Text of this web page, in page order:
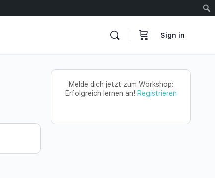
Sign in
Melde dich jetzt zum Workshop:
Erfolgreich lernen an! Registrieren